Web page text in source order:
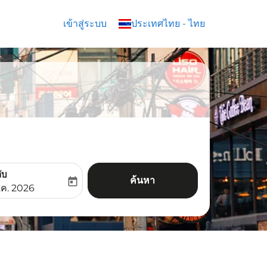
เข้าสู่ระบบ ประเทศไทย - ไทย
keyboard_arrow_down
labelreturn-date-aria-label
. 2026
today ค้นหา